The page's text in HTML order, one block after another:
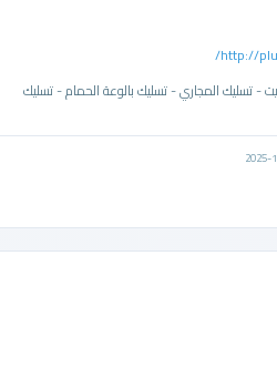
تسليك المجاري - تسليك بالوعة الحمام - تسليك